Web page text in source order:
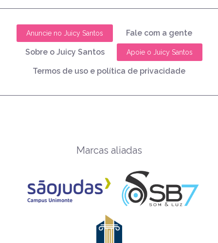
Anuncie no Juicy Santos Fale com a gente
Sobre o Juicy Santos Apoie o Juicy Santos
Termos de uso e política de privacidade
Marcas aliadas